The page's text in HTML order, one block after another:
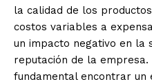
la calidad de los
costos variables a
un impacto negativo en la
reputación de la
fundamental encontrar un